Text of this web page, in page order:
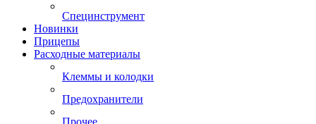
Специнструмент
Новинки
Прицепы
Расходные материалы
Клеммы и колодки
Предохранители
Прочее